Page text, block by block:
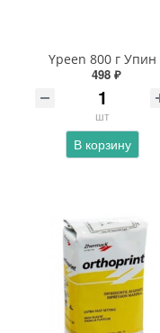
Ypeen 800 г Упин
498 ₽
шт
В корзину